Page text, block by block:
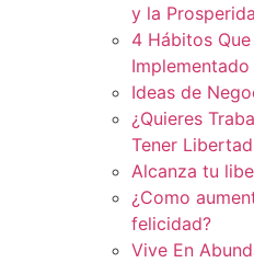
y la
4 Hábitos
Ideas de
¿Quieres
Tener
Alcanza tu
¿Como
felicidad?
Vive En